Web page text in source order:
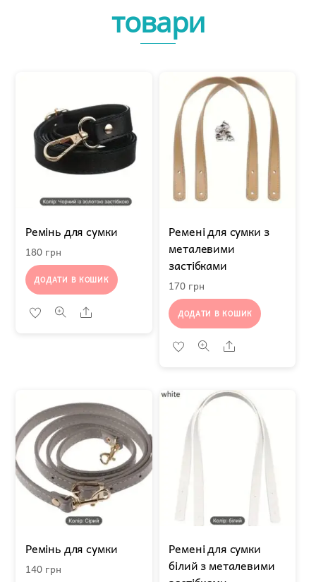
товари
Ремінь для сумки
180 грн
ДОДАТИ В КОШИК
Share
Ремені для сумки з
металевими
застібками
170 грн
ДОДАТИ В КОШИК
Share
Ремінь для сумки
140 грн
Ремені для сумки
білий з металевими